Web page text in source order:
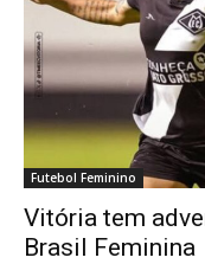
Futebol Feminino
Vitória tem
Brasil Feminina